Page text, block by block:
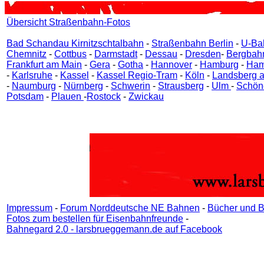
Übersicht Straßenbahn-Fotos
Bad Schandau Kirnitzschtalbahn - Straßenbahn Berlin - U-
Chemnitz - Cottbus - Darmstadt- Dessau - Dresden-
Frankfurt am Main - Gera - Gotha - Hannover - Hamburg -
- Karlsruhe - Kassel - Kassel Regio-Tram - Köln - Landsberg
- Naumburg - Nürnberg - Schwerin - Strausberg - Ulm -
Potsdam - Plauen -Rostock - Zwickau
Impressum - Forum Norddeutsche NE Bahnen - Bücher und
Fotos zum bestellen für Eisenbahnfreunde -
Bahnegard 2.0 - larsbrueggemann.de auf Facebook